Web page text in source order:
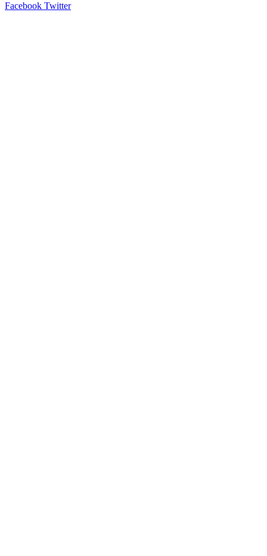
Facebook Twitter